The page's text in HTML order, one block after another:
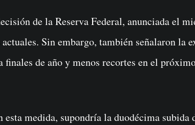
de la Reserva Federal, anunciada el
Sin embargo, también señalaron la
finales de año y menos recortes en el
medida, supondría la duodécima subida